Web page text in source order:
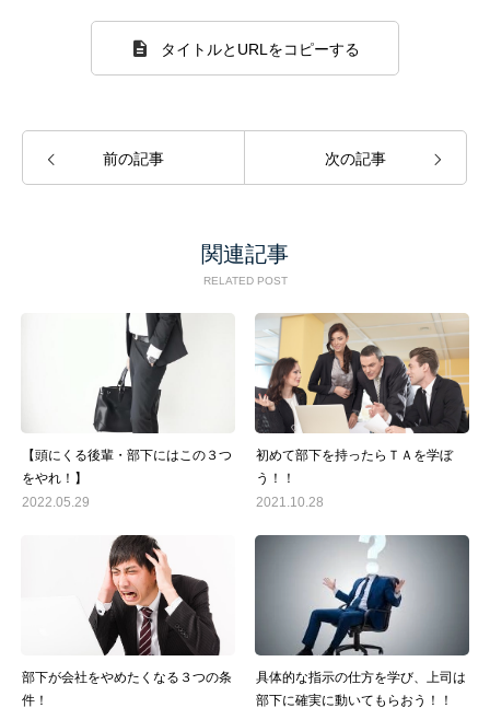
タイトルとURLをコピーする
前の記事 次の記事
関連記事
RELATED POST
【頭にくる後輩・部下にはこの３つ
をやれ！】
2022.05.29
初めて部下を持ったらＴＡを学ぼ
う！！
2021.10.28
部下が会社をやめたくなる３つの条
件！
具体的な指示の仕方を学び、上司は
部下に確実に動いてもらおう！！